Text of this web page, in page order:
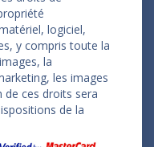
logiciel,
y compris toute la
la
les images
ces droits sera
de la